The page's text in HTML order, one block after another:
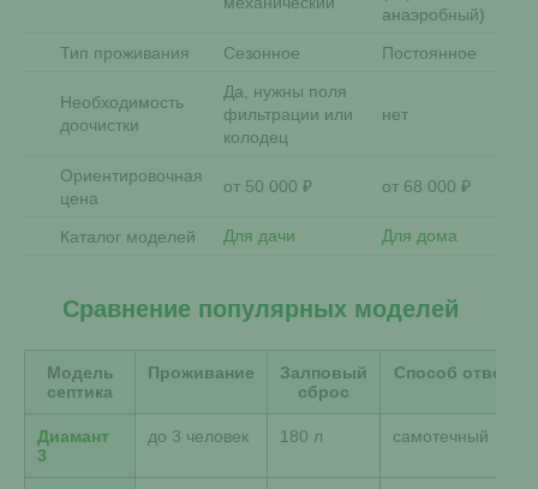
анаэробный)
Тип проживания
Сезонное Постоянное
Необходимость
доочистки
Да, нужны поля
фильтрации или
колодец
нет
Ориентировочная
цена
от 50 000 ₽ от 68 000 ₽
Каталог моделей Для дачи Для дома
Сравнение популярных моделей
Модель
септика
Проживание
Залповый
сброс
Способ отвода
Диамант
3
до 3 человек 180 л самотечный